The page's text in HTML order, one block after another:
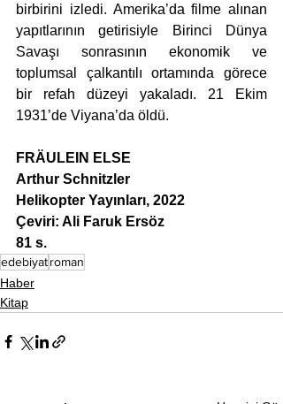
birbirini izledi. Amerika’da filme alınan
yapıtlarının getirisiyle Birinci Dünya
Savaşı sonrasının ekonomik ve
toplumsal çalkantılı ortamında görece
bir refah düzeyi yakaladı. 21 Ekim
1931’de Viyana’da öldü.
FRÄULEIN ELSE
Arthur Schnitzler
Helikopter Yayınları, 2022
Çeviri: Ali Faruk Ersöz
81 s.
edebiyatroman
Haber
Kitap